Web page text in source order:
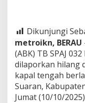
Dikunjungi
metroikn, BERAU
(ABK) TB SPAJ
dilaporkan hilang
kapal tengah
Suaran,
Jumat (10/10/